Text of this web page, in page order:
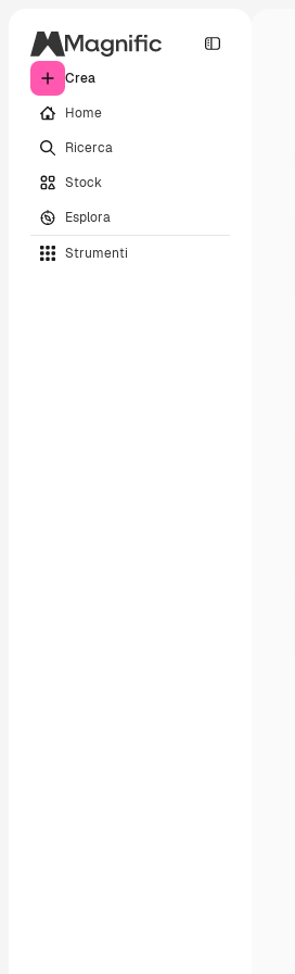
Crea
Home
Ricerca
Stock
Esplora
Strumenti